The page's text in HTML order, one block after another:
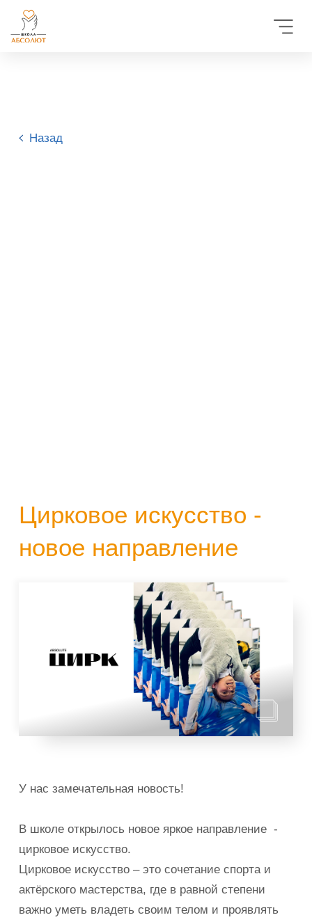
Назад
Цирковое искусство -
новое направление
У нас замечательная новость!
В школе открылось новое яркое направление -
цирковое искусство.
Цирковое искусство – это сочетание спорта и
актёрского мастерства, где в равной степени
важно уметь владеть своим телом и проявлять